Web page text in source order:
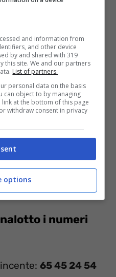
depositare la cifra
siete pronti per
i numeri
65 45 24 54
and information from
and other device
by and shared with 319
this site. We and our partners
List of partners.
personal data on the basis
can object to by managing
at the bottom of this page
withdraw consent in privacy
options